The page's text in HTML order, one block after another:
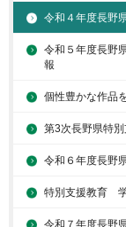
令和４年度長野
令和５年度長野
報
個性豊かな作品
第3次長野県特
令和６年度長野
特別支援教育
令和７年度長野